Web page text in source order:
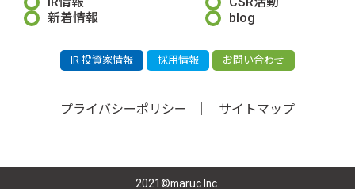
新着情報
blog
IR 投資家情報 採用情報 お問い合わせ
プライバシーポリシー サイトマップ
2021©maruc Inc.